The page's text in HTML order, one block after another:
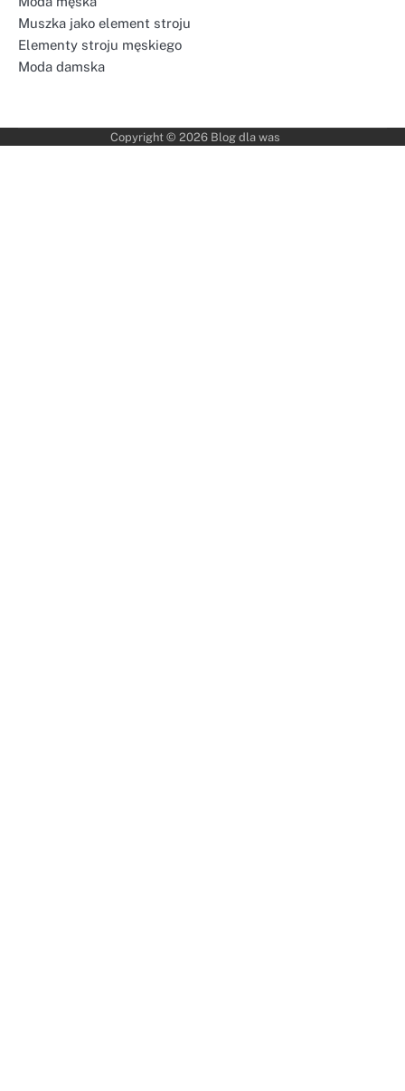
Muszka jako element stroju
Elementy stroju męskiego
Moda damska
Copyright © 2026 Blog dla was